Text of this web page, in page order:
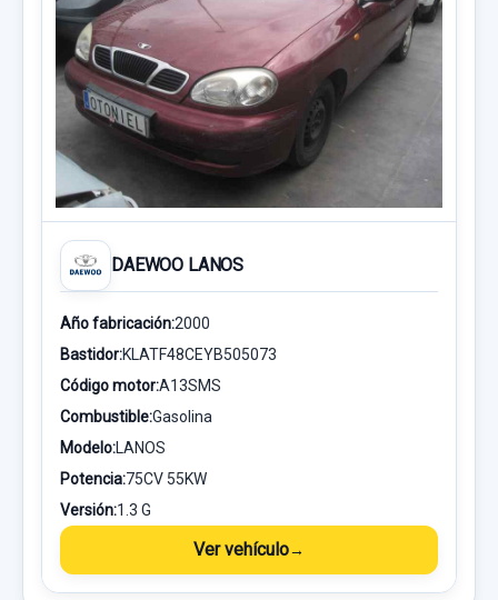
DAEWOO LANOS
Año fabricación:2000
Bastidor:KLATF48CEYB505073
Código motor:A13SMS
Combustible:Gasolina
Modelo:LANOS
Potencia:75CV 55KW
Versión:1.3 G
Ver vehículo